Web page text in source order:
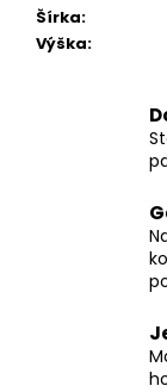
Šírka:
Výška: